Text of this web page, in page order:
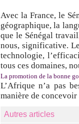
Avec la France, le
géographique, la
que le Sénégal
nous, significative.
technologie,
tous ces domaines,
La promotion de la bonne
L’Afrique n’a pas
manière de
Autres articles